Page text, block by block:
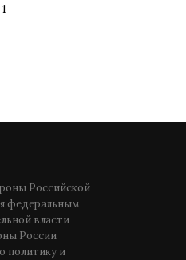
1
Российской
федеральным
власти
России
политику и